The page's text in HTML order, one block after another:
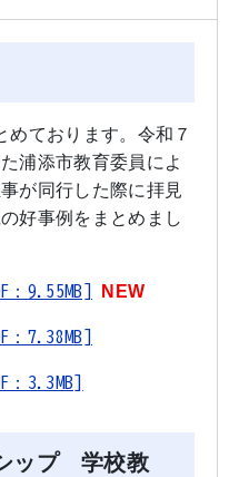
めております。令和７
浦添市教育委員によ
が同行した際に拝見
好事例をまとめまし
：9.55MB] NEW
：7.38MB]
：3.3MB]
ップ 学校教